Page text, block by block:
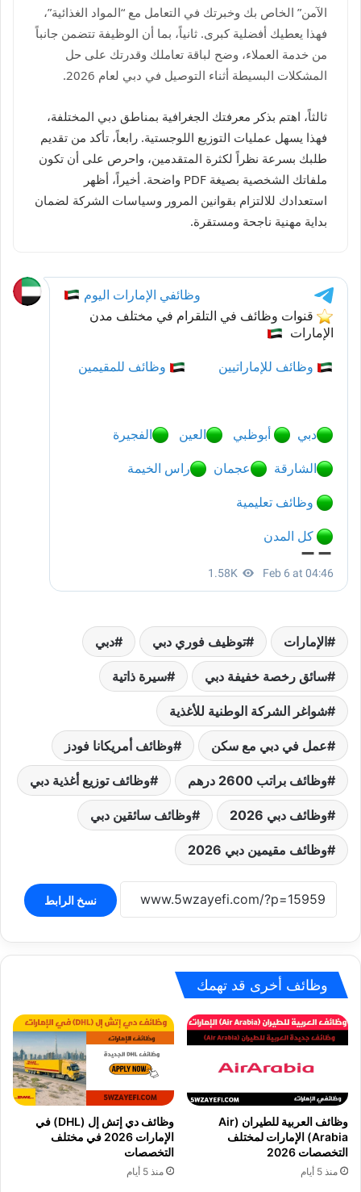
الآمن” الخاص بك وخبرتك في التعامل مع “المواد الغذائية”،
فهذا يعطيك أفضلية كبرى. ثانياً، بما أن الوظيفة تتضمن جانباً
من خدمة العملاء، وضح لباقة تعاملك وقدرتك على حل
المشكلات البسيطة أثناء التوصيل في دبي لعام 2026.
ثالثاً، اهتم بذكر معرفتك الجغرافية بمناطق دبي المختلفة،
فهذا يسهل عمليات التوزيع اللوجستية. رابعاً، تأكد من تقديم
طلبك بسرعة نظراً لكثرة المتقدمين، واحرص على أن تكون
ملفاتك الشخصية بصيغة PDF واضحة. أخيراً، أظهر
استعدادك للالتزام بقوانين المرور وسياسات الشركة لضمان
بداية مهنية ناجحة ومستقرة.
الإمارات توظيف فوري دبي دبي
سائق رخصة خفيفة دبي سيرة ذاتية
شواغر الشركة الوطنية للأغذية
عمل في دبي مع سكن وظائف أمريكانا فودز
وظائف براتب 2600 درهم وظائف توزيع أغذية دبي
وظائف دبي 2026 وظائف سائقين دبي
وظائف مقيمين دبي 2026
نسخ الرابط
وظائف أخرى قد تهمك
وظائف العربية للطيران (Air
Arabia) الإمارات لمختلف
التخصصات 2026
منذ 5 أيام
وظائف دي إتش إل (DHL) في
الإمارات 2026 في مختلف
التخصصات
منذ 5 أيام